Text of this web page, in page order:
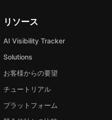
リソース
AI Visibility Tracker
Solutions
お客様からの要望
チュートリアル
プラットフォーム